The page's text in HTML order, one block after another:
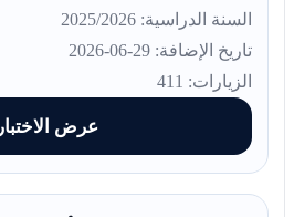
السنة الدراسية: 2025/2026
تاريخ الإضافة: 29-06-2026
الزيارات: 411
عرض الاختبار